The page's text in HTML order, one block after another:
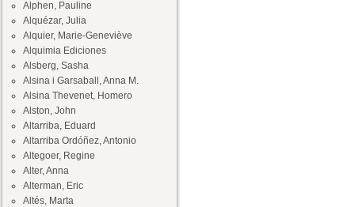
Alphen, Pauline
Alquézar, Julia
Alquier, Marie-Geneviève
Alquimia Ediciones
Alsberg, Sasha
Alsina i Garsaball, Anna M.
Alsina Thevenet, Homero
Alston, John
Altarriba, Eduard
Altarriba Ordóñez, Antonio
Altegoer, Regine
Alter, Anna
Alterman, Eric
Altés, Marta